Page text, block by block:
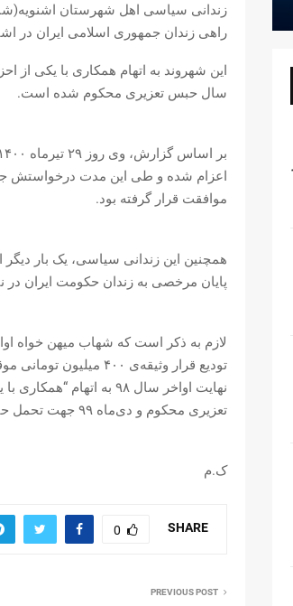
زندانی سیاسی اهل شهرستان
راهی زندان جمهوری اسلامی ایران در
سال حبس تعزیری محکوم شده است.
اعزام شده و طی این مدت درخواستش
موافقت قرار گرفته بود.
پایان مرخصی به زندان حکومت ایران در
تودیع قرار وثیقه‌ی ۴۰۰
نهایت اواخر سال ۹۸ به
تعزیری محکوم و دی‌ماه ۹۹ جهت تحمل حبس بازداشت و به زندان نقده منتقل شد.
ک.م
SHARE
0
PREVIOUS POST